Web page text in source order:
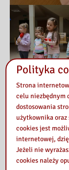
Polityka
Strona
celu niezbędnym
dostosowania
użytkownika
cookies jest
internetowej,
Jeżeli nie
cookies należy